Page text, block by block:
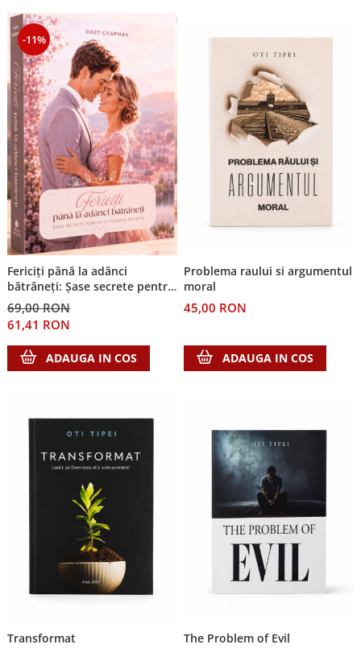
-11%
Fericiți până la adânci
bătrâneți: Șase secrete pentru
o căsnicie reușită
69,00 RON
61,41 RON
ADAUGA IN COS
Problema raului si argumentul
moral
45,00 RON
ADAUGA IN COS
Transformat The Problem of Evil